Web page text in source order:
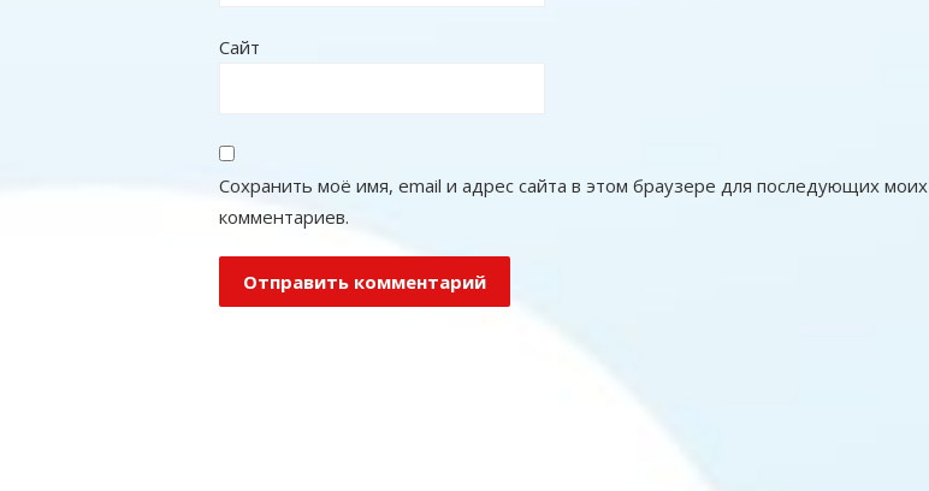
Сайт
Сохранить моё имя, email и адрес сайта в этом браузере для последующих моих
комментариев.